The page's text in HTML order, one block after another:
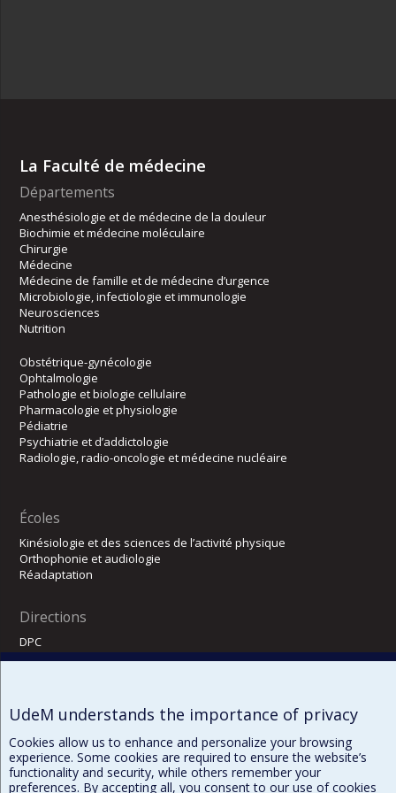
La Faculté de médecine
Départements
Anesthésiologie et de médecine de la douleur
Biochimie et médecine moléculaire
Chirurgie
Médecine
Médecine de famille et de médecine d’urgence
Microbiologie, infectiologie et immunologie
Neurosciences
Nutrition
Obstétrique-gynécologie
Ophtalmologie
Pathologie et biologie cellulaire
Pharmacologie et physiologie
Pédiatrie
Psychiatrie et d’addictologie
Radiologie, radio-oncologie et médecine nucléaire
Écoles
Kinésiologie et des sciences de l’activité physique
Orthophonie et audiologie
Réadaptation
Directions
DPC
CPASS
UdeM understands the importance of privacy
Cookies allow us to enhance and personalize your browsing
experience. Some cookies are required to ensure the website’s
functionality and security, while others remember your
preferences. By accepting all, you consent to our use of cookies